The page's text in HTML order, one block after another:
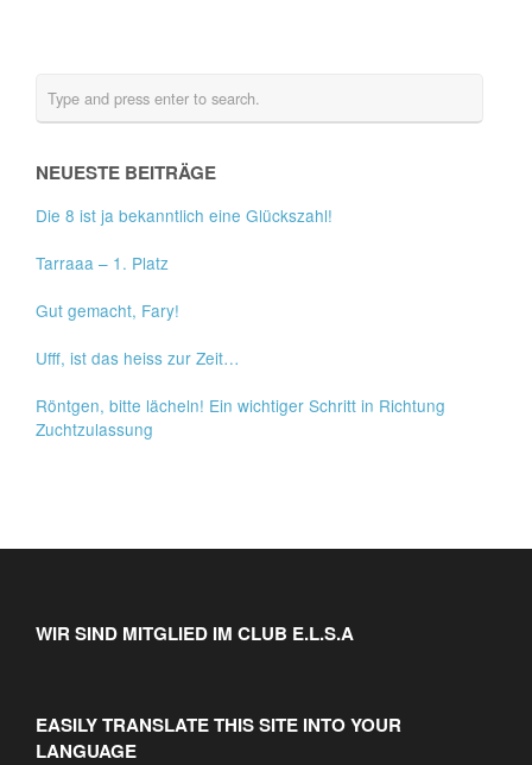
NEUESTE BEITRÄGE
Die 8 ist ja bekanntlich eine Glückszahl!
Tarraaa – 1. Platz
Gut gemacht, Fary!
Ufff, ist das heiss zur Zeit…
Röntgen, bitte lächeln! Ein wichtiger Schritt in Richtung
Zuchtzulassung
WIR SIND MITGLIED IM CLUB E.L.S.A
EASILY TRANSLATE THIS SITE INTO YOUR
LANGUAGE